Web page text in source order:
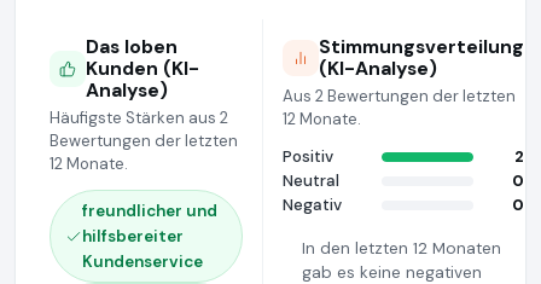
Das loben
Kunden (KI-
Analyse)
Häufigste Stärken aus 2
Bewertungen der letzten
12 Monate.
freundlicher und
hilfsbereiter
Kundenservice
Stimmungsverteilung
(KI-Analyse)
Aus 2 Bewertungen der letzten
12 Monate.
Positiv
2
Neutral
0
Negativ
0
In den letzten 12 Monaten
gab es keine negativen